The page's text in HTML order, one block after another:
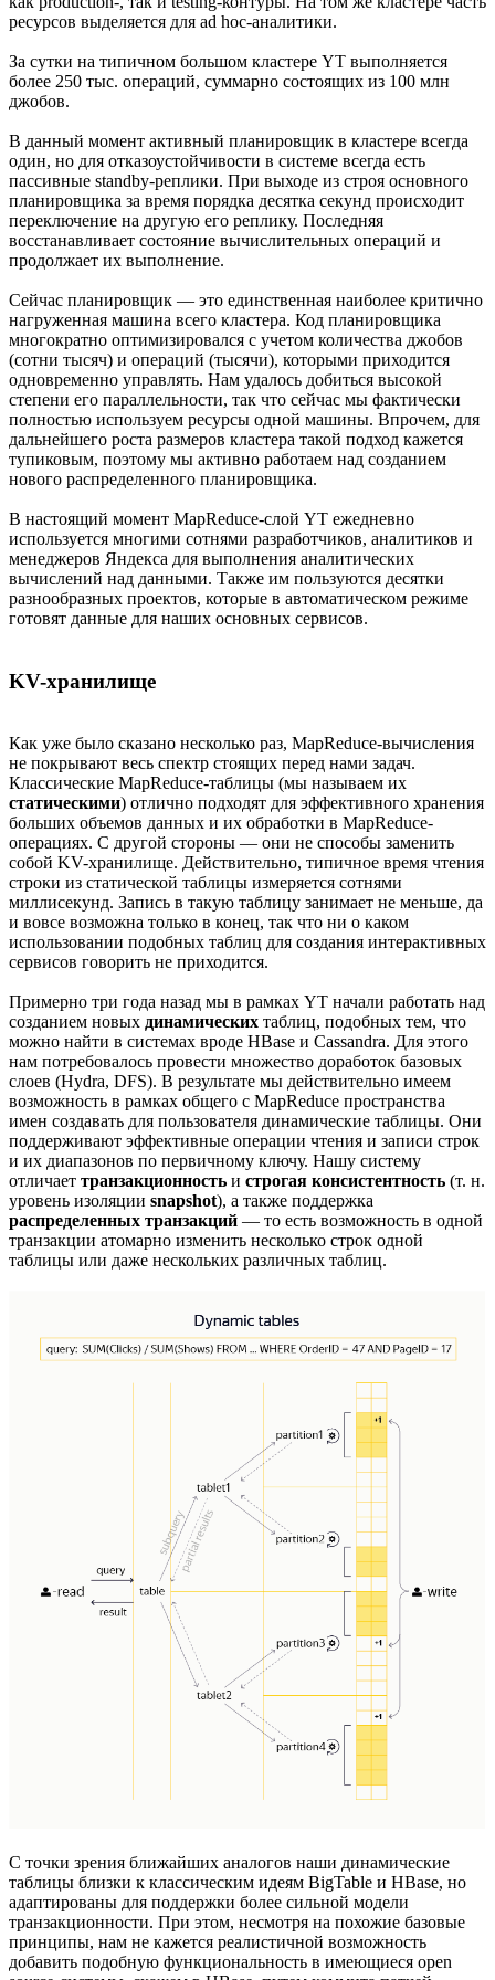
ресурсов выделяется для ad hoc-аналитики.
За сутки на типичном большом кластере YT выполняется
более 250 тыс. операций, суммарно состоящих из 100 млн
джобов.
В данный момент активный планировщик в кластере всегда
один, но для отказоустойчивости в системе всегда есть
пассивные standby-реплики. При выходе из строя основного
планировщика за время порядка десятка секунд происходит
переключение на другую его реплику. Последняя
восстанавливает состояние вычислительных операций и
продолжает их выполнение.
Сейчас планировщик — это единственная наиболее критично
нагруженная машина всего кластера. Код планировщика
многократно оптимизировался с учетом количества джобов
(сотни тысяч) и операций (тысячи), которыми приходится
одновременно управлять. Нам удалось добиться высокой
степени его параллельности, так что сейчас мы фактически
полностью используем ресурсы одной машины. Впрочем, для
дальнейшего роста размеров кластера такой подход кажется
тупиковым, поэтому мы активно работаем над созданием
нового распределенного планировщика.
В настоящий момент MapReduce-слой YT ежедневно
используется многими сотнями разработчиков, аналитиков и
менеджеров Яндекса для выполнения аналитических
вычислений над данными. Также им пользуются десятки
разнообразных проектов, которые в автоматическом режиме
готовят данные для наших основных сервисов.
KV-хранилище
Как уже было сказано несколько раз, MapReduce-вычисления
не покрывают весь спектр стоящих перед нами задач.
Классические MapReduce-таблицы (мы называем их
статическими) отлично подходят для эффективного хранения
больших объемов данных и их обработки в MapReduce-
операциях. С другой стороны — они не способы заменить
собой KV-хранилище. Действительно, типичное время чтения
строки из статической таблицы измеряется сотнями
миллисекунд. Запись в такую таблицу занимает не меньше, да
и вовсе возможна только в конец, так что ни о каком
использовании подобных таблиц для создания интерактивных
сервисов говорить не приходится.
Примерно три года назад мы в рамках YT начали работать над
созданием новых динамических таблиц, подобных тем, что
можно найти в системах вроде HBase и Cassandra. Для этого
нам потребовалось провести множество доработок базовых
слоев (Hydra, DFS). В результате мы действительно имеем
возможность в рамках общего с MapReduce пространства
имен создавать для пользователя динамические таблицы. Они
поддерживают эффективные операции чтения и записи строк
и их диапазонов по первичному ключу. Нашу систему
отличает транзакционность и строгая консистентность (т. н.
уровень изоляции snapshot), а также поддержка
распределенных транзакций — то есть возможность в одной
транзакции атомарно изменить несколько строк одной
таблицы или даже нескольких различных таблиц.
С точки зрения ближайших аналогов наши динамические
таблицы близки к классическим идеям BigTable и HBase, но
адаптированы для поддержки более сильной модели
транзакционности. При этом, несмотря на похожие базовые
принципы, нам не кажется реалистичной возможность
добавить подобную функциональность в имеющиеся open